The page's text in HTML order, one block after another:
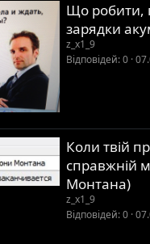
Що робити,
зарядки
z_x1_9
Відповідей 0
Коли твій
справжній
Монтана)
z_x1_9
Відповідей 0